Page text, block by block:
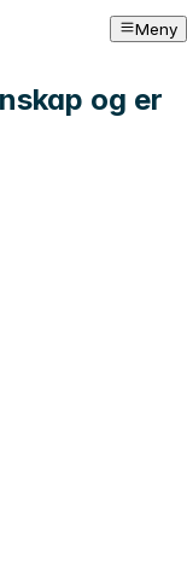
Meny
og er